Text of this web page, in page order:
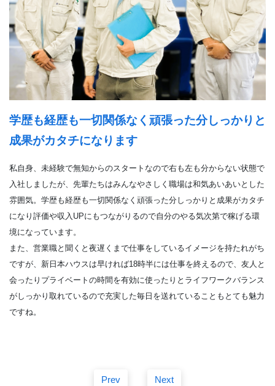
学歴も経歴も一切関係なく頑張った分しっかりと
成果がカタチになります
私自身、未経験で無知からのスタートなので右も左も分からない状態で
入社しましたが、先輩たちはみんなやさしく職場は和気あいあいとした
雰囲気。学歴も経歴も一切関係なく頑張った分しっかりと成果がカタチ
になり評価や収入UPにもつながりるので自分のやる気次第で稼げる環
境になっています。
また、営業職と聞くと夜遅くまで仕事をしているイメージを持たれがち
ですが、新日本ハウスは早ければ18時半には仕事を終えるので、友人と
会ったりプライベートの時間を有効に使ったりとライフワークバランス
がしっかり取れているので充実した毎日を送れていることもとても魅力
ですね。
Prev Next